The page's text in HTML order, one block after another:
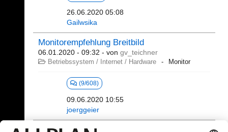
26.06.2020 05:08
Gailwsika
Monitorempfehlung Breitbild
06.01.2020 - 09:32 - von gv_teichner
Betriebssystem / Internet / Hardware Monitor
(9/608)
09.06.2020 10:55
joerggeier